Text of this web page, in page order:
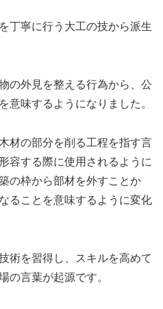
丁寧に行う大工の技から派生
の外見を整える行為から、公
意味するようになりました。
材の部分を削る工程を指す言
容する際に使用されるように
の枠から部材を外すことか
ることを意味するように変化
術を習得し、スキルを高めて
の言葉が起源です。